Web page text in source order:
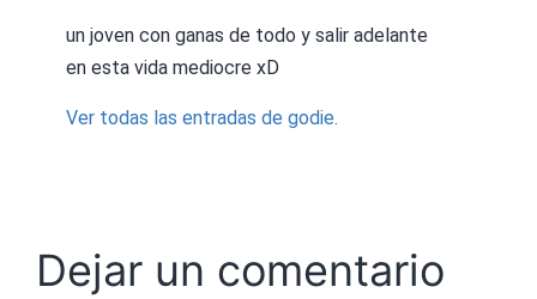
un joven con ganas de todo y salir adelante
en esta vida mediocre xD
Ver todas las entradas de godie.
Dejar un comentario